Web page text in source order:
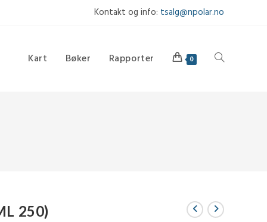
Kontakt og info: tsalg@npolar.no
Kart Bøker Rapporter 0 Toggle
250)